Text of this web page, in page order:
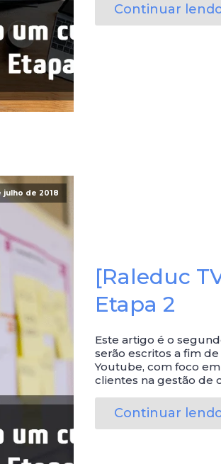
Continuar
julho de 2018
[Raleduc
Etapa 2
Este artigo é o
serão escritos a fim
Youtube, com foco
clientes na gestão de
Continuar